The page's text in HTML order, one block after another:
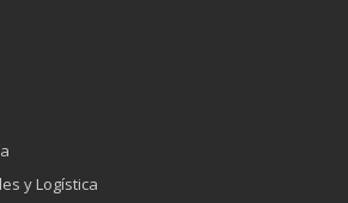
y Logística